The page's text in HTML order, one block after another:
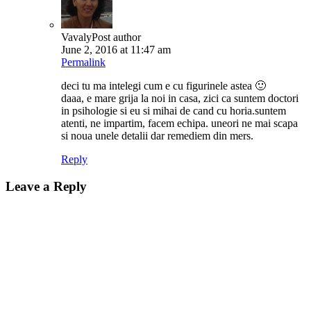
VavalyPost author
June 2, 2016 at 11:47 am
Permalink
deci tu ma intelegi cum e cu figurinele astea 🙂
daaa, e mare grija la noi in casa, zici ca suntem doctori
in psihologie si eu si mihai de cand cu horia.suntem
atenti, ne impartim, facem echipa. uneori ne mai scapa
si noua unele detalii dar remediem din mers.
Reply
Leave a Reply